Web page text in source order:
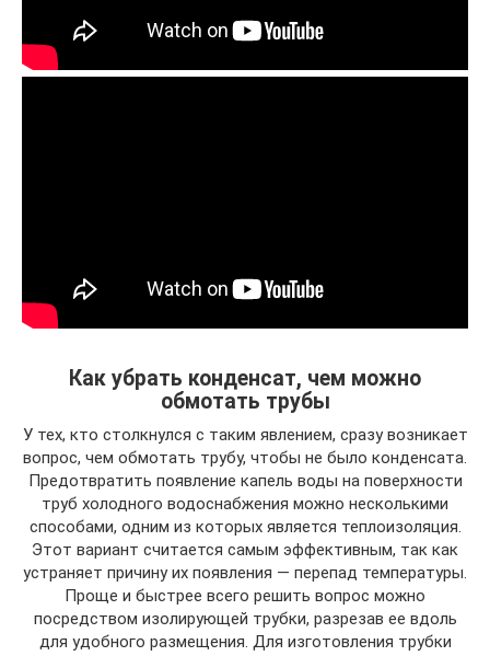
Как убрать конденсат, чем можно
обмотать трубы
У тех, кто столкнулся с таким явлением, сразу возникает
вопрос, чем обмотать трубу, чтобы не было конденсата.
Предотвратить появление капель воды на поверхности
труб холодного водоснабжения можно несколькими
способами, одним из которых является теплоизоляция.
Этот вариант считается самым эффективным, так как
устраняет причину их появления — перепад температуры.
Проще и быстрее всего решить вопрос можно
посредством изолирующей трубки, разрезав ее вдоль
для удобного размещения. Для изготовления трубки